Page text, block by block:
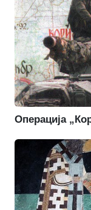
Операција